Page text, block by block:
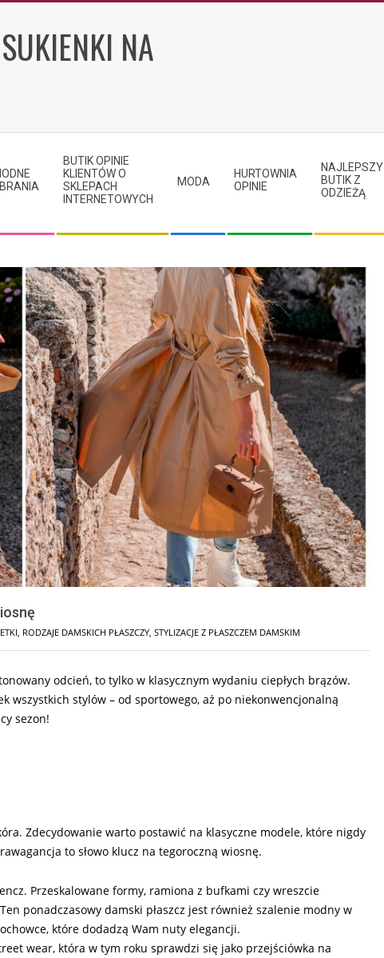
NA
BUTIK OPINIE
KLIENTÓW O
SKLEPACH
INTERNETOWYCH
MODA
HURTOWNIA
OPINIE
NAJLEPSZY
BUTIK Z
ODZIEŻĄ
, RODZAJE DAMSKICH PŁASZCZY, STYLIZACJE Z PŁASZCZEM DAMSKIM
odcień, to tylko w klasycznym wydaniu ciepłych brązów.
wszystkich stylów – od sportowego, aż po niekonwencjonalną
sezon!
Zdecydowanie warto postawić na klasyczne modele, które nigdy
to słowo klucz na tegoroczną wiosnę.
Przeskalowane formy, ramiona z bufkami czy wreszcie
ponadczasowy damski płaszcz jest również szalenie modny w
które dodadzą Wam nuty elegancji.
wear, która w tym roku sprawdzi się jako przejściówka na